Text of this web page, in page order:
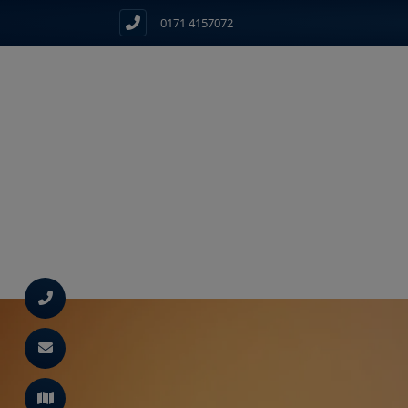
0171 4157072
öffnen und schließen